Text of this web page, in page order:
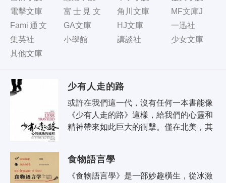
電擊文庫
富士見文
庫
角川文庫
MF文庫J
Fami通文
庫
GA文庫 HJ文庫
一迅社
集英社
小學館 講談社
少女文庫
其他文庫
少有人走的路
或許在我們這一代，沒有任何一本書能像
《少有人走的路》這樣，給我們的心靈和
精神帶來如此巨大的衝擊。僅在北美，其
食物語言學
《食物語言學》是一部妙趣橫生，從冰激